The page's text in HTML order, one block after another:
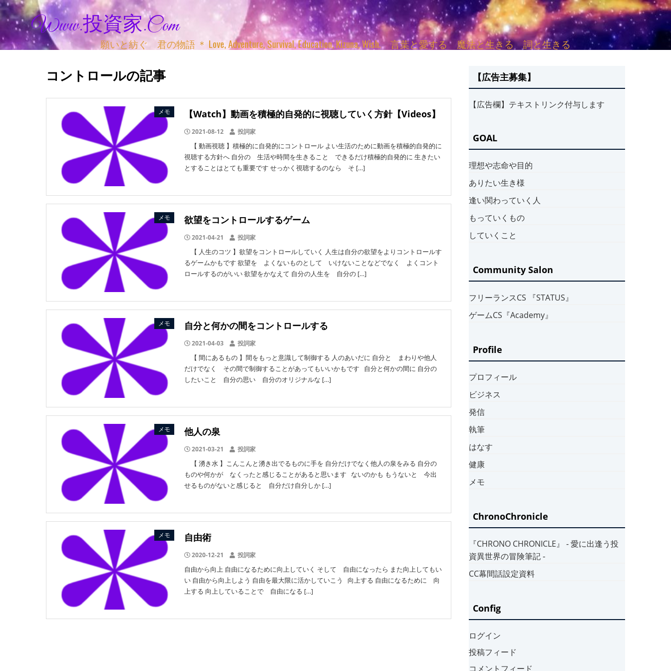
Www.投資家.com
願いと紡ぐ 君の物語 ＊ Love, Adventure, Survival, Education, Kizuna, Wish. 言葉と愛する 魔法と生きる 詞と生きる
コントロールの記事
メモ 【Watch】動画を積極的自発的に視聴していく方針【Videos】
2021-08-12 投詞家
【 動画視聴 】積極的に自発的にコントロール よい生活のために動画を積極的自発的に
視聴する方針へ 自分の 生活や時間を生きること できるだけ積極的自発的に 生きたい
とすることはとても重要です せっかく視聴するのなら そ […]
メモ 欲望をコントロールするゲーム
2021-04-21 投詞家
【 人生のコツ 】欲望をコントロールしていく 人生は自分の欲望をよりコントロールす
るゲームかもです 欲望を よくないものとして いけないことなどでなく よくコント
ロールするのがいい 欲望をかなえて 自分の人生を 自分の […]
メモ 自分と何かの間をコントロールする
2021-04-03 投詞家
【 間にあるもの 】間をもっと意識して制御する 人のあいだに 自分と まわりや他人
だけでなく その間で制御することがあってもいいかもです 自分と何かの間に 自分の
したいこと 自分の思い 自分のオリジナルな […]
メモ 他人の泉
2021-03-21 投詞家
【 湧き水 】こんこんと湧き出でるものに手を 自分だけでなく他人の泉をみる 自分の
ものや何かが なくったと感じることがあると思います ないのかも もうないと 今出
せるものがないと感じると 自分だけ自分しか […]
メモ 自由術
2020-12-21 投詞家
自由から向上 自由になるために向上していく そして 自由になったら また向上してもい
い 自由から向上しよう 自由を最大限に活かしていこう 向上する 自由になるために 向
上する 向上していることで 自由になる […]
【広告主募集】
【広告欄】テキストリンク付与します
GOAL
理想や志命や目的
ありたい生き様
逢い関わっていく人
もっていくもの
していくこと
Community Salon
フリーランスCS 『STATUS』
ゲームCS『Academy』
Profile
プロフィール
ビジネス
発信
執筆
はなす
健康
メモ
ChronoChronicle
『CHRONO CHRONICLE』 ‐ 愛に出逢う投
資異世界の冒険筆記 ‐
CC幕間話設定資料
Config
ログイン
投稿フィード
コメントフィード